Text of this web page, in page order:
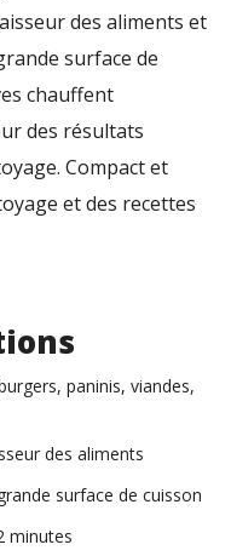
des aliments et
surface de
chauffent
des résultats
Compact et
et des recettes
paninis, viandes,
des aliments
surface de cuisson
minutes